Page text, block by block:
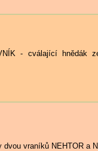
- cválající hnědák
vraníků NEHTOR a